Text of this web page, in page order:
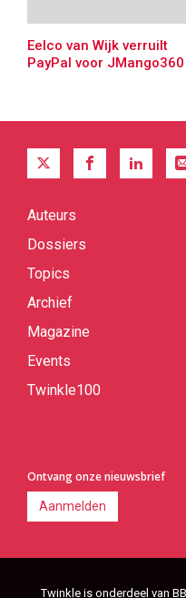
Eelco van Wijk verruilt
PayPal voor JMango360
Quick
Auteurs
Dossiers
Topics
Archief
Magazine
Events
Twinkle100
Ontvang onze nieuwsbrief
Aanmelden
Twinkle is onderdeel van